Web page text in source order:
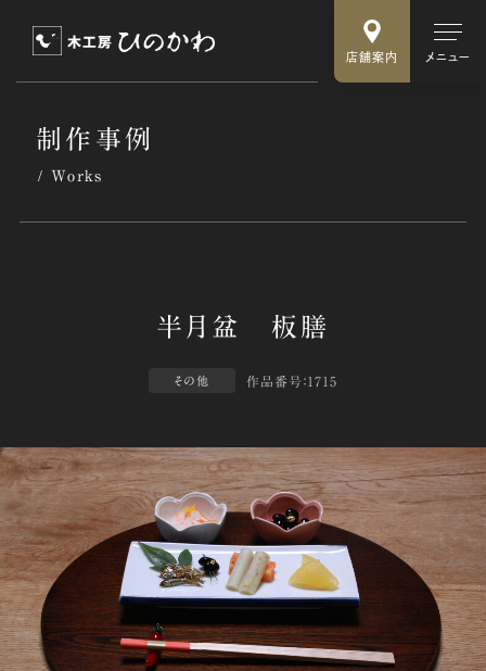
店舗案内 メニュー
制作事例
Works
その他 作品番号：1715